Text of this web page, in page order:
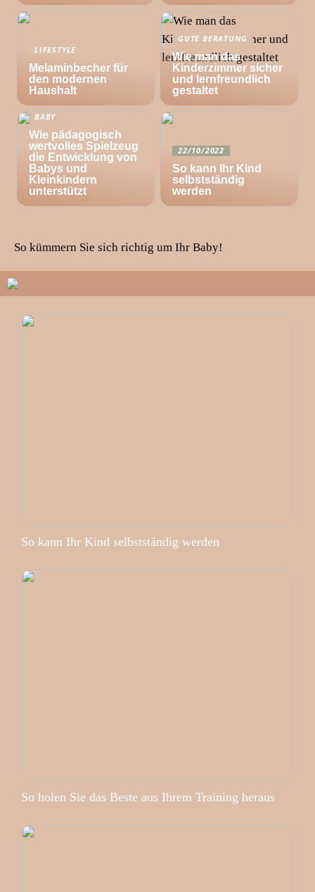
LIFESTYLE
Melaminbecher für
den modernen
Haushalt
GUTE BERATUNG
Wie man das
Kinderzimmer sicher
und lernfreundlich
gestaltet
BABY
Wie pädagogisch
wertvolles Spielzeug
die Entwicklung von
Babys und
Kleinkindern
unterstützt
22/10/2022
So kann Ihr Kind
selbstständig
werden
So kümmern Sie sich richtig um Ihr Baby!
So kann Ihr Kind selbstständig werden
So holen Sie das Beste aus Ihrem Training heraus